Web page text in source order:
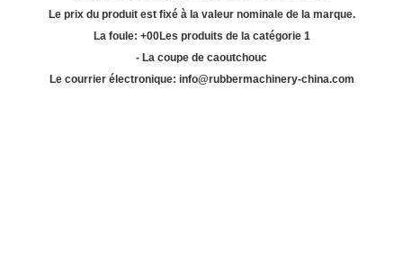
Le prix du produit est fixé à la valeur nominale de la marque.
La foule: +00Les produits de la catégorie 1
- La coupe de caoutchouc
Le courrier électronique: info@rubbermachinery-china.com